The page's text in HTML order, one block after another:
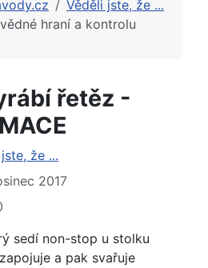
Věděli jste, že ...
hraní a kontrolu
řetěz -
že ...
2017
sedí non-stop u stolku
a pak svařuje